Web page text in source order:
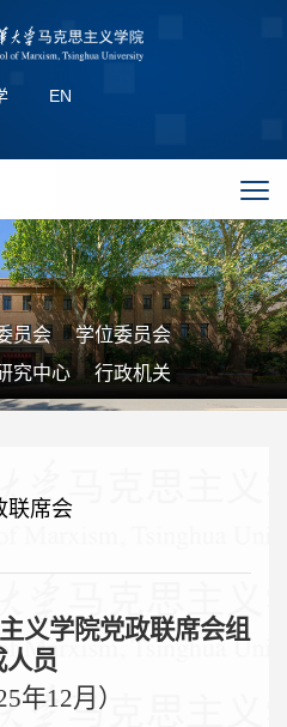
EN
员会
学位委员会
究中心 行政机关
联席会
义学院党政联席会组
人员
年12月）